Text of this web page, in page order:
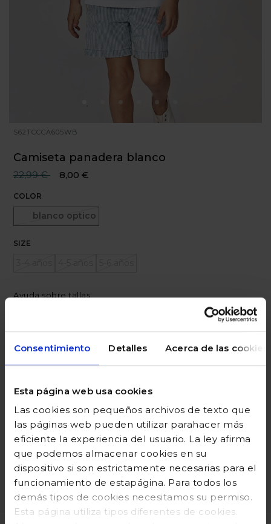
Consentimiento Detalles Acerca de las cookies
Esta página web usa cookies
Las cookies son pequeños archivos de texto que
las páginas web pueden utilizar parahacer más
eficiente la experiencia del usuario. La ley afirma
que podemos almacenar cookies en su
dispositivo si son estrictamente necesarias para el
funcionamiento de estapágina. Para todos los
demás tipos de cookies necesitamos su permiso.
Esta página utiliza tipos diferentes de cookies.
S62TCCCA605WB
Camiseta panadera blanco
Precio reducido desde
22,99 €hasta
8,00 €
COLOR
blanco optico
Seleccionado
SIZE
Ayuda sobre tallas
DESCRIPCIÓN
GUÍA DE TALLAS
DEVOLUCIONES